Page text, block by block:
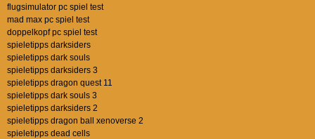
flugsimulator pc spiel test
mad max pc spiel test
doppelkopf pc spiel test
spieletipps darksiders
spieletipps dark souls
spieletipps darksiders 3
spieletipps dragon quest 11
spieletipps dark souls 3
spieletipps darksiders 2
spieletipps dragon ball xenoverse 2
spieletipps dead cells